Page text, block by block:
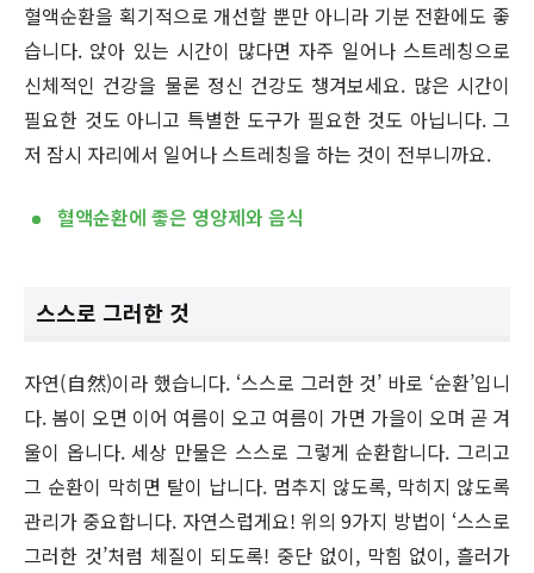
혈액순환을 획기적으로 개선할 뿐만 아니라 기분 전환에도 좋
습니다. 앉아 있는 시간이 많다면 자주 일어나 스트레칭으로
신체적인 건강을 물론 정신 건강도 챙겨보세요. 많은 시간이
필요한 것도 아니고 특별한 도구가 필요한 것도 아닙니다. 그
저 잠시 자리에서 일어나 스트레칭을 하는 것이 전부니까요.
혈액순환에 좋은 영양제와 음식
스스로 그러한 것
자연(自然)이라 했습니다. ‘스스로 그러한 것’ 바로 ‘순환’입니
다. 봄이 오면 이어 여름이 오고 여름이 가면 가을이 오며 곧 겨
울이 옵니다. 세상 만물은 스스로 그렇게 순환합니다. 그리고
그 순환이 막히면 탈이 납니다. 멈추지 않도록, 막히지 않도록
관리가 중요합니다. 자연스럽게요! 위의 9가지 방법이 ‘스스로
그러한 것’처럼 체질이 되도록! 중단 없이, 막힘 없이, 흘러가